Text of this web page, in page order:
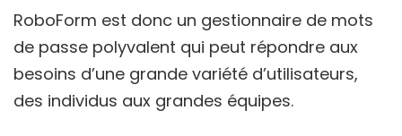
RoboForm est donc un gestionnaire de mots
de passe polyvalent qui peut répondre aux
besoins d’une grande variété d’utilisateurs,
des individus aux grandes équipes.